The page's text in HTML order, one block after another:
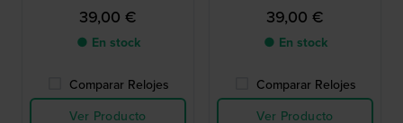
39,00 €
● En stock
Comparar Relojes
Ver Producto
39,00 €
● En stock
Comparar Relojes
Ver Producto